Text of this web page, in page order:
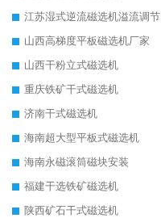
江苏湿式逆流磁选机溢流调节
山西高梯度平板磁选机厂家
山西干粉立式磁选机
重庆铁矿干式磁选机
济南干式磁选机
海南超大型平板式磁选机
海南永磁滚筒磁块安装
福建干选铁矿磁选机
陕西矿石干式磁选机